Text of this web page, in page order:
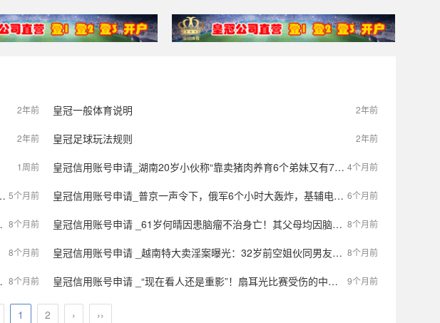
2年前 2年前
皇冠一般体育说明
2年前 2年前
皇冠足球玩法规则
1周前 4个月前
皇冠信用账号申请_湖南20岁小伙称“靠卖猪肉养育6个弟妹又有7弟”：压力大！当地民政局：其父表示无需额外救助，账号粉丝14万，有人专门打造人设
5个月前 6个月前
皇冠信用账号申请_普京一声令下，俄军6个小时大轰炸，基辅电力彻底瘫痪，乌克兰或后悔撕毁停战协议
8个月前 8个月前
皇冠信用账号申请 _61岁何晴因患脑瘤不治身亡！其父母均因脑溢血离世，曾演《三国演义》小乔
8个月前 8个月前
皇冠信用账号申请 _越南特大卖淫案曝光：32岁前空姐伙同男友以餐厅为掩护，组织约200名女性卖淫，警方查获大量现金
8个月前 9个月前
皇冠信用账号申请 _“现在看人还是重影”！扇耳光比赛受伤的中国选手：签了6场，还想完成剩下的5场
1 2 › ››